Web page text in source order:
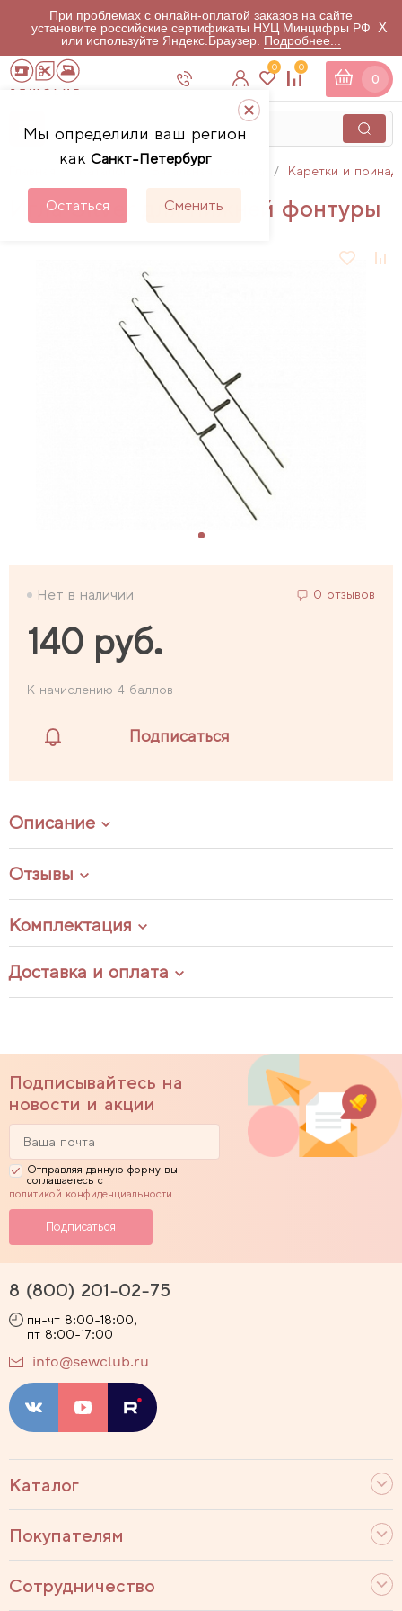
При проблемах с онлайн-оплатой заказов на сайте
установите российские сертификаты НУЦ Минцифры РФ
или используйте Яндекс.Браузер. Подробнее...
X
Мы определили ваш регион
как Санкт-Петербург
Остаться Сменить
0 0
0
Вязальная техника Каретки и
Игла Silver для нижней фонтуры
Нет в наличии 0 отзывов
140 руб.
К начислению 4 баллов
Подписаться
Описание
Отзывы
Комплектация
Доставка и оплата
Подписывайтесь на
новости и акции
Отправляя данную форму вы
соглашаетесь с
политикой конфиденциальности
Каталог
Покупателям
Сотрудничество
8 (800) 201-02-75
пн-чт 8:00-18:00,
пт 8:00-17:00
info@sewclub.ru